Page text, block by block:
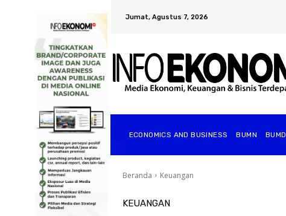
Jumat, Agustus 7, 2026
ECONOMICS AND BUSINESS BUMN BUMD
Beranda Keuangan
KEUANGAN